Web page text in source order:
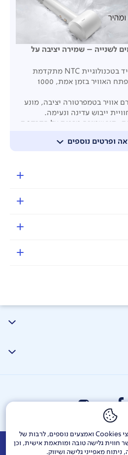
באתר זה נעשה שימוש בקבצי Cookies ואמצעים נוספים, לרבות של
חווית גלישה טובה ומותאמת אישית, וכן
ניתוח מאפייני גלישה ושיווק.
ופרטים נוספים
פעמים לשנייה – שמירה יציבה על
ה-MOVA Shine 10 מצויד בטכנולוגיית NTC מתקדמת
המנטרת את טמפרטורת פתח האוויר בזמן אמת, 1000
אוויר בטמפרטורה יציבה, מונע
ייבוש עדינה ונעימה.
תוך שמירה מרבית על הקרקפת
– לתוצאה חלקה, בריאה
– ייבוש מהיר מהשורש
אל שורשי השיער, ומייבש
את הלחות מהקרקפת, מונע
השיער.
Investor Relations הודעות חברה